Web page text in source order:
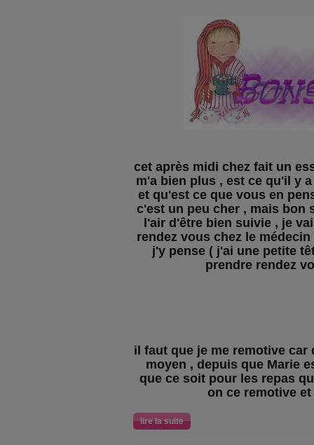
cet après midi chez fait un
m'a bien plus , est ce qu'il y
et qu'est ce que vous en
c'est un peu cher , mais bon
l'air d'être bien suivie , je
rendez vous chez le
j'y pense ( j'ai une petite
prendre rendez
il faut que je me remotive car
moyen , depuis que Marie
que ce soit pour les repas
on ce remotive
lire la suite